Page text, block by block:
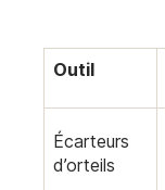
Outil
Écarteurs
d’orteils